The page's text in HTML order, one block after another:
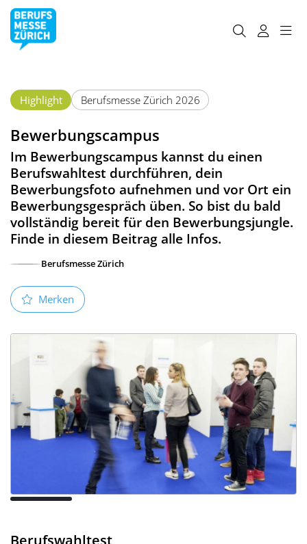
Highlight Berufsmesse Zürich 2026
Bewerbungscampus
Im Bewerbungscampus kannst du einen
Berufswahltest durchführen, dein
Bewerbungsfoto aufnehmen und vor Ort ein
Bewerbungsgespräch üben. So bist du bald
vollständig bereit für den Bewerbungsjungle.
Finde in diesem Beitrag alle Infos.
Berufsmesse Zürich
Merken
Berufswahltest